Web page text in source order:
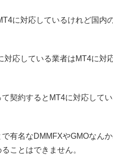
に対応しているけれど国内
対応している業者はMT4に対
て契約するとMT4に対応して
有名なDMMFXやGMOなん
ことはできません。